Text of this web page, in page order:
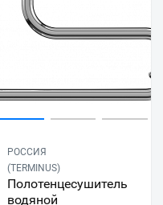
РОССИЯ
(TERMINUS)
Полотенцесушитель
водяной